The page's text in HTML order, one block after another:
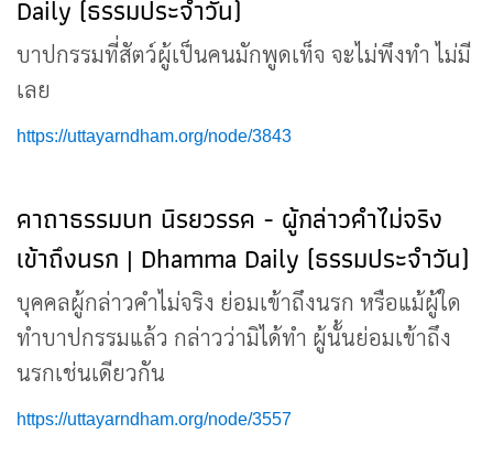
Daily (ธรรมประจำวัน)
บาปกรรมที่สัตว์ผู้เป็นคนมักพูดเท็จ จะไม่พึงทำ ไม่มี
เลย
https://uttayarndham.org/node/3843
คาถาธรรมบท นิรยวรรค - ผู้กล่าวคำไม่จริง
เข้าถึงนรก | Dhamma Daily (ธรรมประจำวัน)
บุคคลผู้กล่าวคำไม่จริง ย่อมเข้าถึงนรก หรือแม้ผู้ใด
ทำบาปกรรมแล้ว กล่าวว่ามิได้ทำ ผู้นั้นย่อมเข้าถึง
นรกเช่นเดียวกัน
https://uttayarndham.org/node/3557